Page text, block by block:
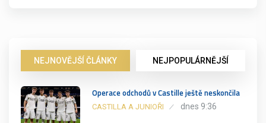
NEJNOVĚJŠÍ ČLÁNKY NEJPOPULÁRNĚJŠÍ
Operace odchodů v Castille ještě neskončila
CASTILLA A JUNIOŘI dnes 9:36